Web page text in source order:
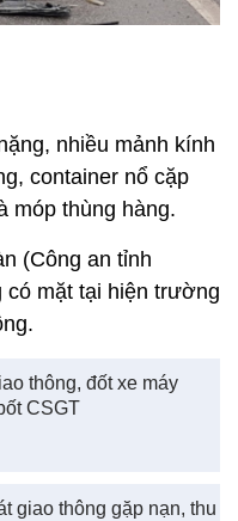
nhiều mảnh kính
container nổ cặp
móp thùng hàng.
(Công an tỉnh
có mặt tại hiện trường
thông, đốt xe máy
CSGT
giao thông gặp nạn, thu